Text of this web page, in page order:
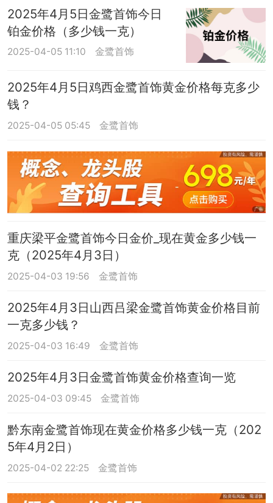
2025年4月5日金鹭首饰今日
铂金价格（多少钱一克）
2025-04-05 11:10 金鹭首饰
2025年4月5日鸡西金鹭首饰黄金价格每克多少
钱？
2025-04-05 05:45 金鹭首饰
重庆梁平金鹭首饰今日金价_现在黄金多少钱一
克（2025年4月3日）
2025-04-03 19:56 金鹭首饰
2025年4月3日山西吕梁金鹭首饰黄金价格目前
一克多少钱？
2025-04-03 16:49 金鹭首饰
2025年4月3日金鹭首饰黄金价格查询一览
2025-04-03 09:45 金鹭首饰
黔东南金鹭首饰现在黄金价格多少钱一克（202
5年4月2日）
2025-04-02 22:25 金鹭首饰